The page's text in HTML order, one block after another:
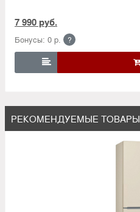
7 990 руб.
Бонусы: 0 р. ?

РЕКОМЕНДУЕМЫЕ ТОВАРЫ